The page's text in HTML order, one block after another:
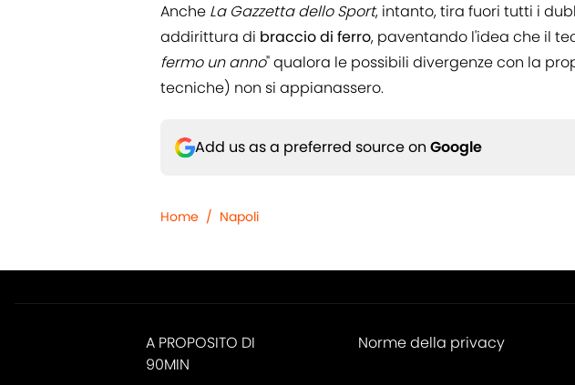
Anche La Gazzetta dello Sport, intanto, tira fuori tutti i
addirittura di braccio di ferro, paventando l'idea che il
fermo un anno" qualora le possibili divergenze con la
tecniche) non si appianassero.
Add us as a preferred source on Google
Home / Napoli
A PROPOSITO DI
90MIN
Norme della privacy